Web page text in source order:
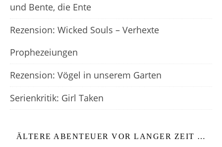
und Bente, die Ente
Rezension: Wicked Souls – Verhexte
Prophezeiungen
Rezension: Vögel in unserem Garten
Serienkritik: Girl Taken
ÄLTERE ABENTEUER VOR LANGER ZEIT …